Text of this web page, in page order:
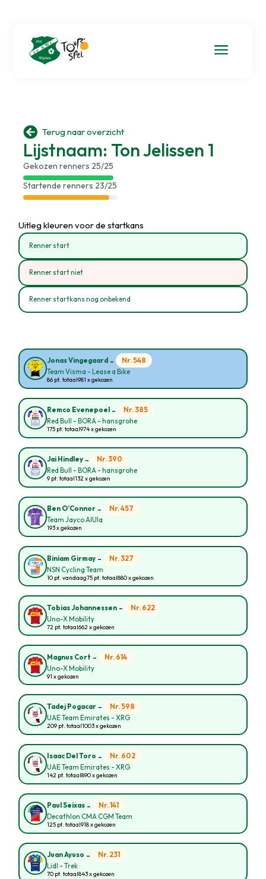
a
 Terug naar overzicht
Lijstnaam: Ton Jelissen 1
Gekozen renners 25/25
Startende renners 23/25
Uitleg kleuren voor de startkans
Renner start
Renner start niet
Renner startkans nog onbekend
Jonas Vingegaard - Nr. 548
Team Visma - Lease a Bike
86 pt. totaal981 x gekozen
Remco Evenepoel - Nr. 385
Red Bull - BORA - hansgrohe
175 pt. totaal974 x gekozen
Jai Hindley - Nr. 390
Red Bull - BORA - hansgrohe
9 pt. totaal132 x gekozen
Ben O’Connor - Nr. 457
Team Jayco AlUla
193 x gekozen
Biniam Girmay - Nr. 327
NSN Cycling Team
10 pt. vandaag75 pt. totaal880 x gekozen
Tobias Johannessen - Nr. 622
Uno-X Mobility
72 pt. totaal662 x gekozen
Magnus Cort - Nr. 614
Uno-X Mobility
91 x gekozen
Tadej Pogacar - Nr. 598
UAE Team Emirates - XRG
209 pt. totaal1003 x gekozen
Isaac Del Toro - Nr. 602
UAE Team Emirates - XRG
142 pt. totaal890 x gekozen
Paul Seixas - Nr. 141
Decathlon CMA CGM Team
125 pt. totaal918 x gekozen
Juan Ayuso - Nr. 231
Lidl - Trek
70 pt. totaal843 x gekozen